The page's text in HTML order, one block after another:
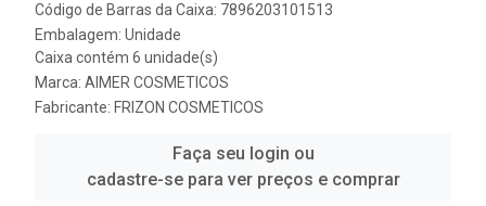
Código de Barras da Caixa: 7896203101513
Embalagem: Unidade
Caixa contém 6 unidade(s)
Marca: AIMER COSMETICOS
Fabricante: FRIZON COSMETICOS
Faça seu login ou
cadastre-se para ver preços e comprar